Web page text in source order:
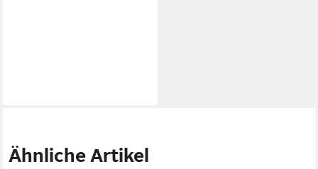
Ähnliche Artikel